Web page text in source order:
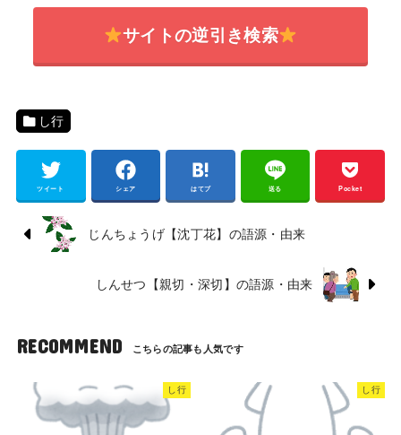
サイトの逆引き検索
し行
ツイート シェア はてブ 送る Pocket
じんちょうげ【沈丁花】の語源・由来
しんせつ【親切・深切】の語源・由来
RECOMMEND
し行 し行